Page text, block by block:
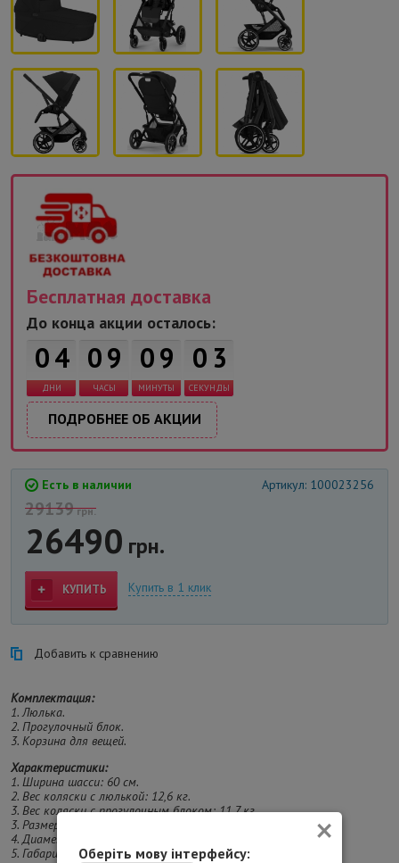
Бесплатная доставка
До конца акции осталось:
04
ДНИ
09
ЧАСЫ
09
МИНУТЫ
0
3
СЕКУНДЫ
ПОДРОБНЕЕ ОБ АКЦИИ
Есть в наличии Артикул: 100023256
29139грн.
26490 грн.
КУПИТЬ Купить в 1 клик
Добавить к сравнению
Комплектация:
1. Люлька.
2. Прогулочный блок.
3. Корзина для вещей.
Характеристики:
1. Ширина шасси: 60 см.
2. Вес коляски с люлькой: 12,6 кг.
3. Вес коляски с прогулочным блоком: 11,7 кг.
3. Размеры люльки (ДхШхГ): 78х32х21 см
4. Диаметр передних колес 18 дюймов, задних - 27 дюймов.
5. Габариты (Д*Ш*В): 110*60*90 см.
×
Оберіть мову інтерфейсу: